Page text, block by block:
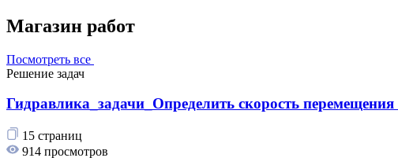
Магазин работ
Посмотреть все
Решение задач
Гидравлика_задачи_Определить скорость
15 страниц
914 просмотров